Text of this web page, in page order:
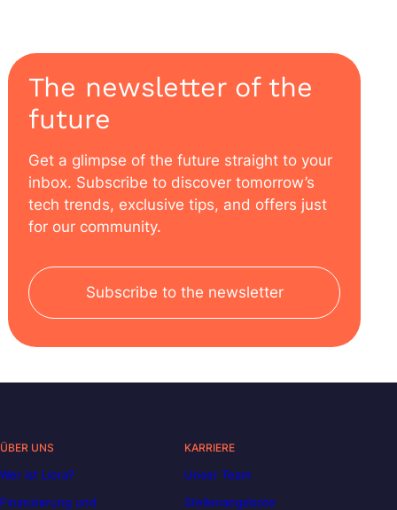
The newsletter of the
future
Get a glimpse of the future straight to your
inbox. Subscribe to discover tomorrow’s
tech trends, exclusive tips, and offers just
for our community.
Subscribe to the newsletter
ÜBER UNS
Wer ist Liora?
Finanzierung und
KARRIERE
Unser Team
Stellenangebote